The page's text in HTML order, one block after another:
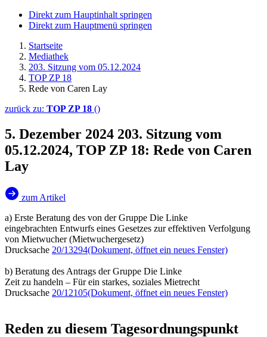
Direkt zum Hauptinhalt springen
Direkt zum Hauptmenü springen
Startseite
Mediathek
203. Sitzung vom 05.12.2024
TOP ZP 18
Rede von Caren Lay
zurück zu: TOP ZP 18 ()
5. Dezember 2024 203. Sitzung vom
05.12.2024, TOP ZP 18: Rede von Caren
Lay
zum Artikel
a) Erste Beratung des von der Gruppe Die Linke
eingebrachten Entwurfs eines Gesetzes zur effektiven Verfolgung
von Mietwucher (Mietwuchergesetz)
Drucksache 20/13294(Dokument, öffnet ein neues Fenster)
b) Beratung des Antrags der Gruppe Die Linke
Zeit zu handeln – Für ein starkes, soziales Mietrecht
Drucksache 20/12105(Dokument, öffnet ein neues Fenster)
Reden zu diesem Tagesordnungspunkt